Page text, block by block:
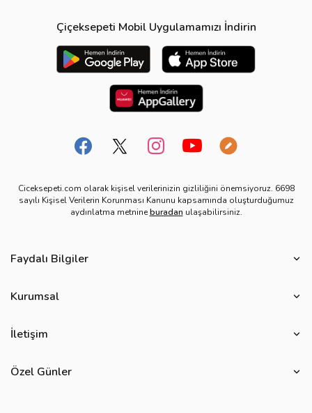
Çiçeksepeti Mobil Uygulamamızı İndirin
Ciceksepeti.com olarak kişisel verilerinizin gizliliğini önemsiyoruz. 6698
sayılı Kişisel Verilerin Korunması Kanunu kapsamında oluşturduğumuz
aydınlatma metnineburadan ulaşabilirsiniz.
Faydalı Bilgiler
Çiçek Anlamları
Mevsimlere Göre Çiçekler
Kurumsal
Ürün Güvenliği
İletişim
Özel Günler